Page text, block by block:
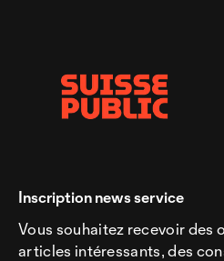
Inscription news service
Vous souhaitez recevoir des
articles intéressants, des